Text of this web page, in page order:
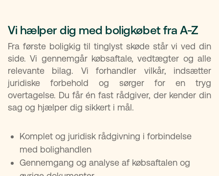
Vi hælper dig med boligkøbet fra A-Z
Fra første boligkig til tinglyst skøde står vi ved din
side. Vi gennemgår købsaftale, vedtægter og alle
relevante bilag. Vi forhandler vilkår, indsætter
juridiske forbehold og sørger for en tryg
overtagelse. Du får én fast rådgiver, der kender din
sag og hjælper dig sikkert i mål.
Komplet og juridisk rådgivning i forbindelse
med bolighandlen
Gennemgang og analyse af købsaftalen og